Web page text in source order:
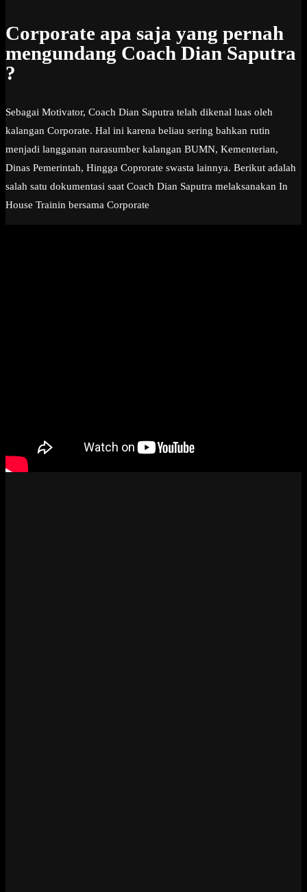
Corporate apa saja yang pernah
mengundang Coach Dian Saputra
?
Sebagai Motivator, Coach Dian Saputra telah dikenal luas oleh
kalangan Corporate. Hal ini karena beliau sering bahkan rutin
menjadi langganan narasumber kalangan BUMN, Kementerian,
Dinas Pemerintah, Hingga Coprorate swasta lainnya. Berikut adalah
salah satu dokumentasi saat Coach Dian Saputra melaksanakan In
House Trainin bersama Corporate